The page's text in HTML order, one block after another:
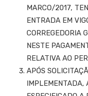
MARCO/2017,
ENTRADA EM
CORREGEDORIA
NESTE
RELATIVA AO
APÓS
IMPLEMENTADA,